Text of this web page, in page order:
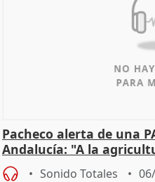
Pacheco alerta de una
Andalucía: "A la
Sonido Totales